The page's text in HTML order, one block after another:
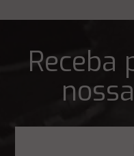
Receba